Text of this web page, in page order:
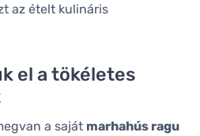
az ételt kulináris
el a tökéletes
a saját marhahús ragu